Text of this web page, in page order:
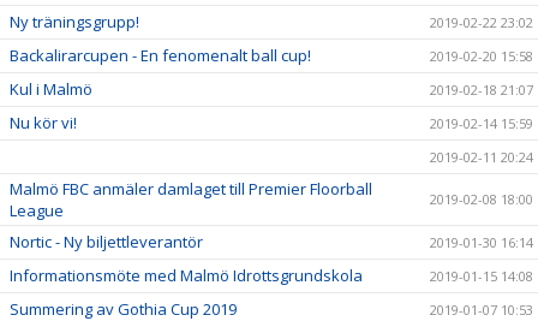
Ny träningsgrupp! 2019-02-22 23:02
Backalirarcupen - En fenomenalt ball cup! 2019-02-20 15:58
Kul i Malmö 2019-02-18 21:07
Nu kör vi!
2019-02-14 15:59
2019-02-11 20:24
Malmö FBC anmäler damlaget till Premier Floorball
League
2019-02-08 18:00
Nortic - Ny biljettleverantör 2019-01-30 16:14
Informationsmöte med Malmö Idrottsgrundskola 2019-01-15 14:08
Summering av Gothia Cup 2019 2019-01-07 10:53